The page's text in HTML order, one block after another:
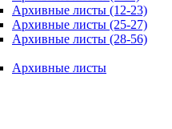
Архивные листы (12-23)
Архивные листы (25-27)
Архивные листы (28-56)
Архивные листы